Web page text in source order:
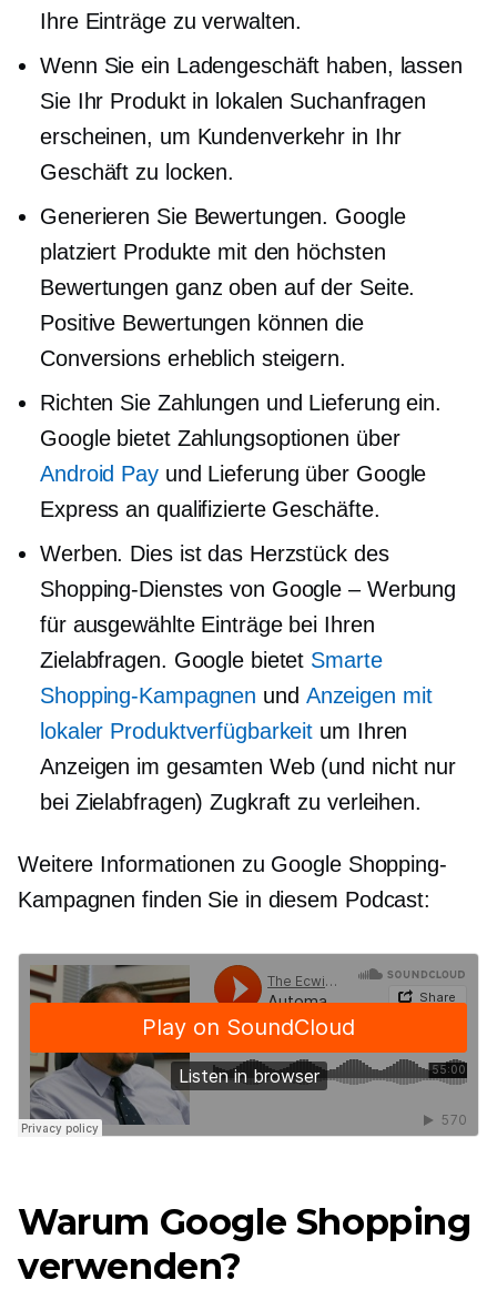
Ihre Einträge zu verwalten.
Wenn Sie ein Ladengeschäft haben, lassen
Sie Ihr Produkt in lokalen Suchanfragen
erscheinen, um Kundenverkehr in Ihr
Geschäft zu locken.
Generieren Sie Bewertungen. Google
platziert Produkte mit den höchsten
Bewertungen ganz oben auf der Seite.
Positive Bewertungen können die
Conversions erheblich steigern.
Richten Sie Zahlungen und Lieferung ein.
Google bietet Zahlungsoptionen über
Android Payund Lieferung über Google
Express an qualifizierte Geschäfte.
Werben. Dies ist das Herzstück des
Shopping-Dienstes von Google – Werbung
für ausgewählte Einträge bei Ihren
Zielabfragen. Google bietet Smarte
Shopping-Kampagnen und Anzeigen mit
lokaler Produktverfügbarkeit um Ihren
Anzeigen im gesamten Web (und nicht nur
bei Zielabfragen) Zugkraft zu verleihen.
Weitere Informationen zu Google Shopping-
Kampagnen finden Sie in diesem Podcast:
Warum Google Shopping
verwenden?